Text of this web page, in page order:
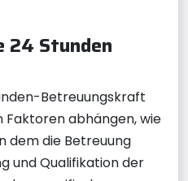
24 Stunden
Betreuungskraft
Faktoren abhängen, wie
dem die Betreuung
und Qualifikation der